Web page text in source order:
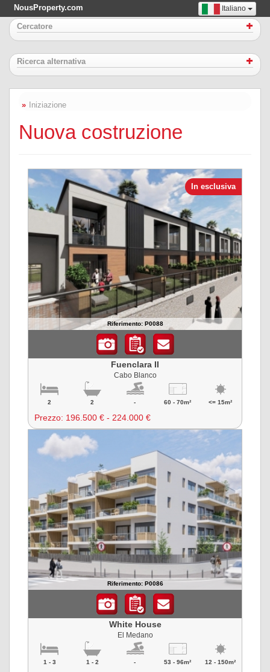
NousProperty.com Italiano
Cercatore
Ricerca alternativa
Iniziazione
Nuova costruzione
In esclusiva
Riferimento: P0088
Fuenclara II
Cabo Blanco
2 2 - 60 - 70m² <= 15m²
Prezzo: 196.500 € - 224.000 €
Riferimento: P0086
White House
El Medano
1 - 3 1 - 2 - 53 - 96m² 12 - 150m²